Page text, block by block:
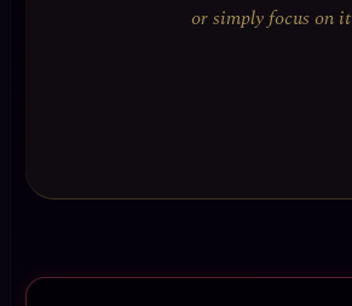
or simply focus on it